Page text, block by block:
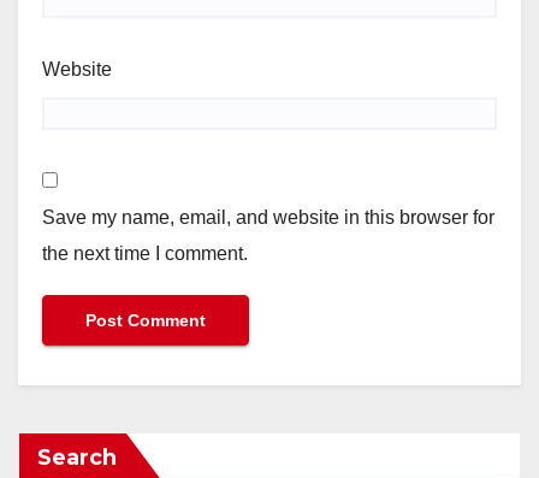
Website
Save my name, email, and website in this browser for
the next time I comment.
Search